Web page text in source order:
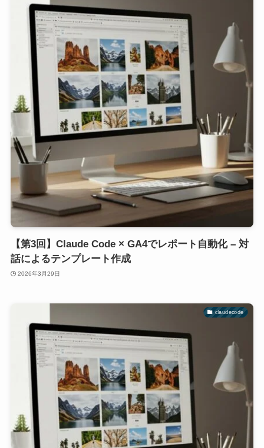
【第3回】Claude Code × GA4でレポート自動化 – 対
話によるテンプレート作成
2026年3月29日
claudecode